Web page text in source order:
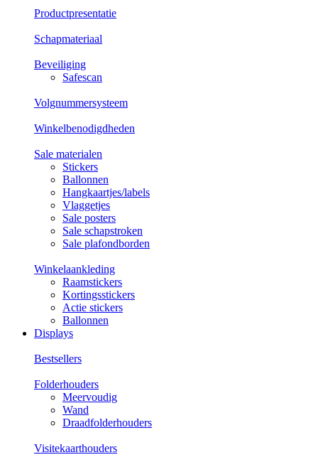
Productpresentatie
Schapmateriaal
Beveiliging
Safescan
Volgnummersysteem
Winkelbenodigdheden
Sale materialen
Stickers
Ballonnen
Hangkaartjes/labels
Vlaggetjes
Sale posters
Sale schapstroken
Sale plafondborden
Winkelaankleding
Raamstickers
Kortingsstickers
Actie stickers
Ballonnen
Displays
Bestsellers
Folderhouders
Meervoudig
Wand
Draadfolderhouders
Visitekaarthouders